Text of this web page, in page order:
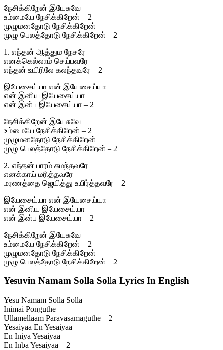
நேசிக்கிறேன் இயேசுவே
உம்மையே நேசிக்கிறேன் – 2
முழுமனதோடு நேசிக்கிறேன்
முழு பெலத்தோடு நேசிக்கிறேன் – 2
1. எந்தன் ஆத்தும நேசரே
எனக்கெல்லாம் செய்பவரே
எந்தன் உயிரிலே கலந்தவரே – 2
இயேசைய்யா என் இயேசைய்யா
என் இனிய இயேசைய்யா
என் இன்ப இயேசைய்யா – 2
நேசிக்கிறேன் இயேசுவே
உம்மையே நேசிக்கிறேன் – 2
முழுமனதோடு நேசிக்கிறேன்
முழு பெலத்தோடு நேசிக்கிறேன் – 2
2. எந்தன் பாரம் சுமந்தவரே
எனக்காய் மரித்தவரே
மரணத்தை ஜெயித்து உயிர்த்தவரே – 2
இயேசைய்யா என் இயேசைய்யா
என் இனிய இயேசைய்யா
என் இன்ப இயேசைய்யா – 2
நேசிக்கிறேன் இயேசுவே
உம்மையே நேசிக்கிறேன் – 2
முழுமனதோடு நேசிக்கிறேன்
முழு பெலத்தோடு நேசிக்கிறேன் – 2
Yesuvin Namam Solla Solla Lyrics In English
Yesu Namam Solla Solla
Inimai Ponguthe
Ullamellaam Paravasamaguthe – 2
Yesaiyaa En Yesaiyaa
En Iniya Yesaiyaa
En Inba Yesaiyaa – 2